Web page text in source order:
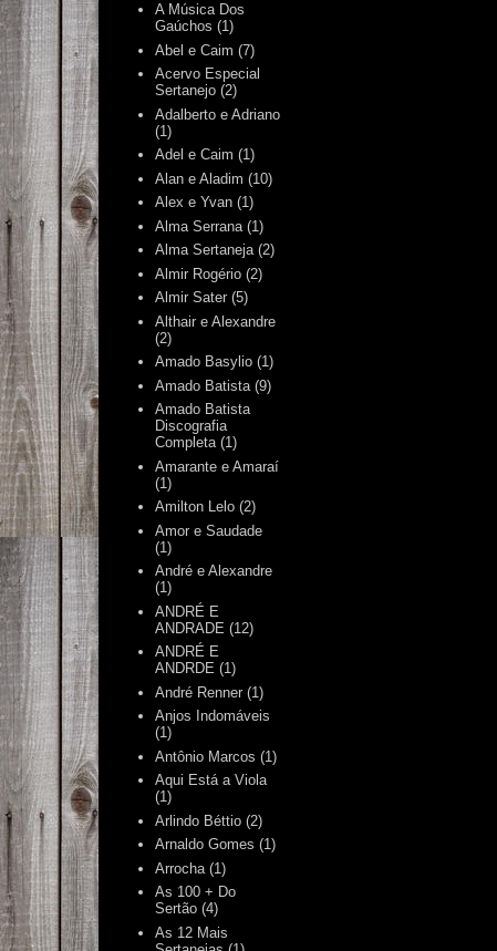
A Música Dos
Gaúchos (1)
Abel e Caim (7)
Acervo Especial
Sertanejo (2)
Adalberto e Adriano
(1)
Adel e Caim (1)
Alan e Aladim (10)
Alex e Yvan (1)
Alma Serrana (1)
Alma Sertaneja (2)
Almir Rogério (2)
Almir Sater (5)
Althair e Alexandre
(2)
Amado Basylio (1)
Amado Batista (9)
Amado Batista
Discografia
Completa (1)
Amarante e Amaraí
(1)
Amilton Lelo (2)
Amor e Saudade
(1)
André e Alexandre
(1)
ANDRÉ E
ANDRADE (12)
ANDRÉ E
ANDRDE (1)
André Renner (1)
Anjos Indomáveis
(1)
Antônio Marcos (1)
Aqui Está a Viola
(1)
Arlindo Béttio (2)
Arnaldo Gomes (1)
Arrocha (1)
As 100 + Do
Sertão (4)
As 12 Mais